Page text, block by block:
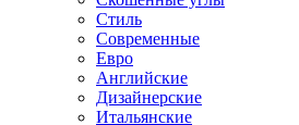
Стиль
Современные
Евро
Английские
Дизайнерские
Итальянские